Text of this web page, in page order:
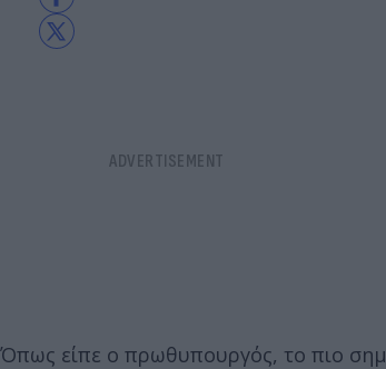
Όπως είπε ο πρωθυπουργός, το πιο